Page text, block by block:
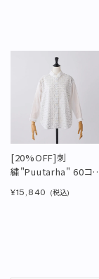
[20%OFF]刺
繍"Puutarha" 60コ
トンローン フリルブラ
ウス
¥15,840 (税込)